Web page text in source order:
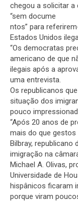
chegou a solicitar a
“sem docume
ntos” para
Estados Unidos
“Os democratas
americano de que
ilegais após a
uma entrevista.
Os republicanos
situação dos
pouco
“Após 20 anos de
mais do que gestos
Bilbray, republicano
imigração na
Michael A. Olivas,
Universidade de
hispânicos ficaram
porque viram